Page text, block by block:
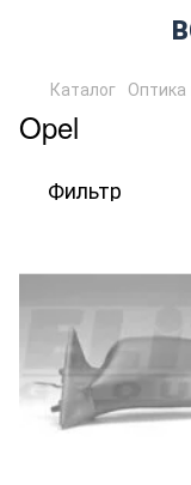
Каталог Оптика
Opel
Фильтр